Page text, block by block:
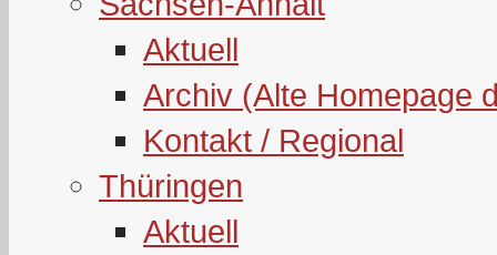
Aktuell
Archiv (Alte Homepage
Kontakt / Regional
Thüringen
Aktuell